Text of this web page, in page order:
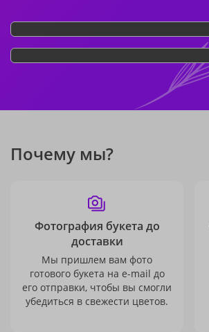
Почему мы?
Фотография букета до
доставки
Мы пришлем вам фото
готового букета на e-mail до
его отправки, чтобы вы смогли
убедиться в свежести цветов.